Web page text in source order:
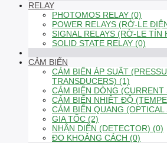
RELAY
PHOTOMOS RELAY (0)
POWER RELAYS (RỜ-LE
SIGNAL RELAYS (RỜ-LE TÍN
SOLID STATE RELAY (0)
CẢM BIẾN
CẢM BIẾN ÁP SUẤT
TRANSDUCERS) (1)
CẢM BIẾN DÒNG (CURRENT
CẢM BIẾN NHIỆT ĐỘ
CẢM BIẾN QUANG (OPTICAL
GIA TỐC (2)
NHẬN DIỆN (DETECTOR) (0)
ĐO KHOẢNG CÁCH (0)